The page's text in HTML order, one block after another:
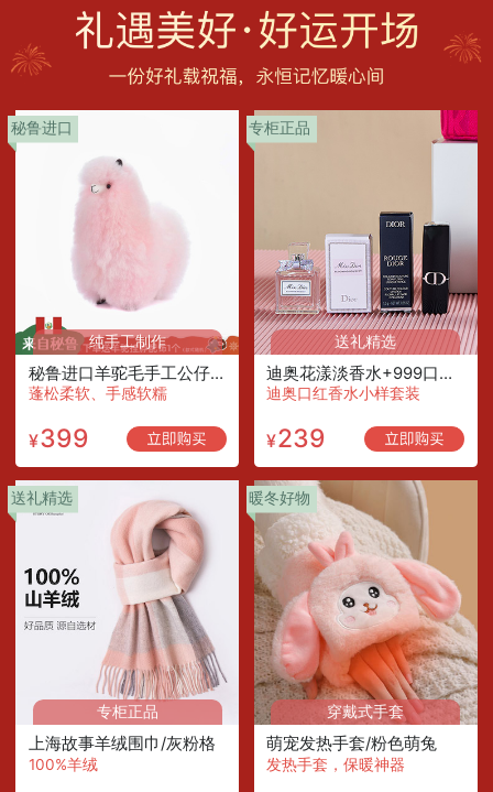
秘鲁进口
纯手工制作
秘鲁进口羊驼毛手工公仔玩偶/粉色
蓬松柔软、手感软糯
¥399
专柜正品
送礼精选
迪奥花漾淡香水+999口红小样套装
迪奥口红香水小样套装
¥239
送礼精选
专柜正品
上海故事羊绒围巾/灰粉格
100%羊绒
暖冬好物
穿戴式手套
萌宠发热手套/粉色萌兔
发热手套，保暖神器